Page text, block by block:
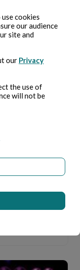
cookies
our audience
site and
our Privacy
the use of
will not be